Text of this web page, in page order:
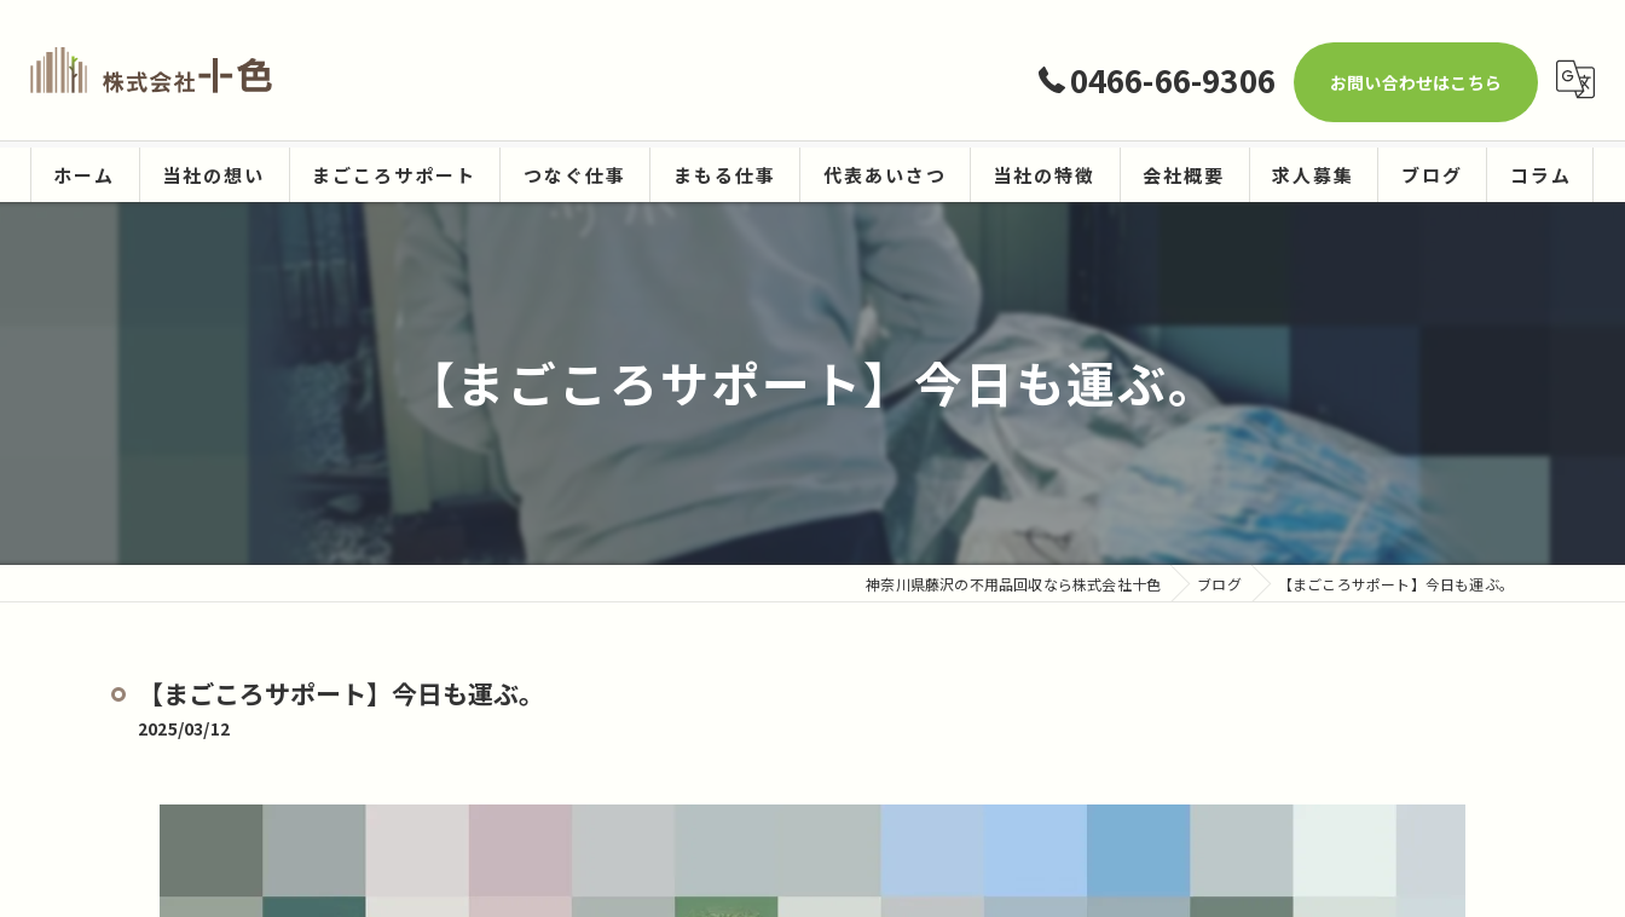
0466-66-9306 お問い合わせはこちら
ホーム 当社の想い まごころサポート つなぐ仕事 まもる仕事 代表あいさつ 当社の特徴
遺品整理
生前整理
空き家
原状回復
会社概要 求人募集 ブログ コラム
【まごころサポート】今日も運ぶ。
神奈川県藤沢の不用品回収なら株式会社十色 ブログ 【まごころサポート】今日も運ぶ。
【まごころサポート】今日も運ぶ。
2025/03/12